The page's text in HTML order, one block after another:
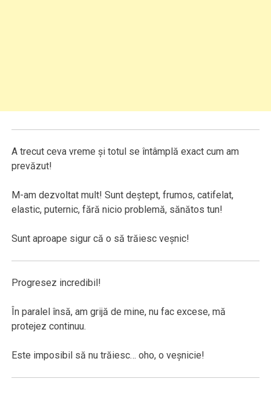
A trecut ceva vreme şi totul se întâmplă exact cum am
prevăzut!
M-am dezvoltat mult! Sunt deştept, frumos, catifelat,
elastic, puternic, fără nicio problemă, sănătos tun!
Sunt aproape sigur că o să trăiesc veşnic!
Progresez incredibil!
În paralel însă, am grijă de mine, nu fac excese, mă
protejez continuu.
Este imposibil să nu trăiesc… oho, o veşnicie!